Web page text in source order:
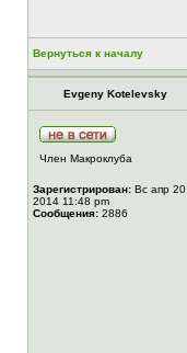
Вернуться к началу
Evgeny Kotelevsky
Член Макроклуба
Зарегистрирован: Вс апр 20,
2014 11:48 pm
Сообщения: 2886